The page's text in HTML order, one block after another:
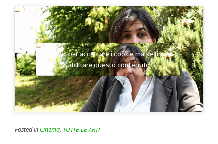
Fai clic per accettare i cookie marketing e
abilitare questo contenuto
Posted in Cinema, TUTTE LE ARTI